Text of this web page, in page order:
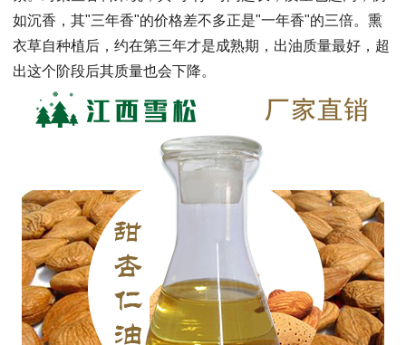
如沉香，其"三年香"的价格差不多正是"一年香"的三倍。熏
衣草自种植后，约在第三年才是成熟期，出油质量最好，超
出这个阶段后其质量也会下降。